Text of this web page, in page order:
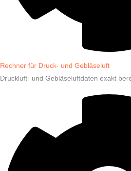
Rechner für Druck- und Gebläseluft
Druckluft- und Gebläseluftdaten exakt